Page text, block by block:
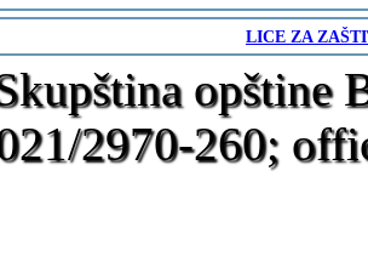
LICE ZA
opštine
2970-260;